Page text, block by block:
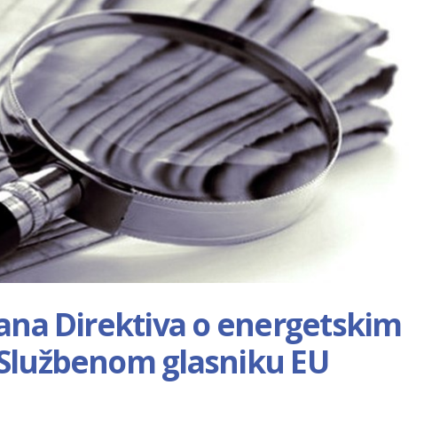
Direktiva o energetskim
glasniku EU